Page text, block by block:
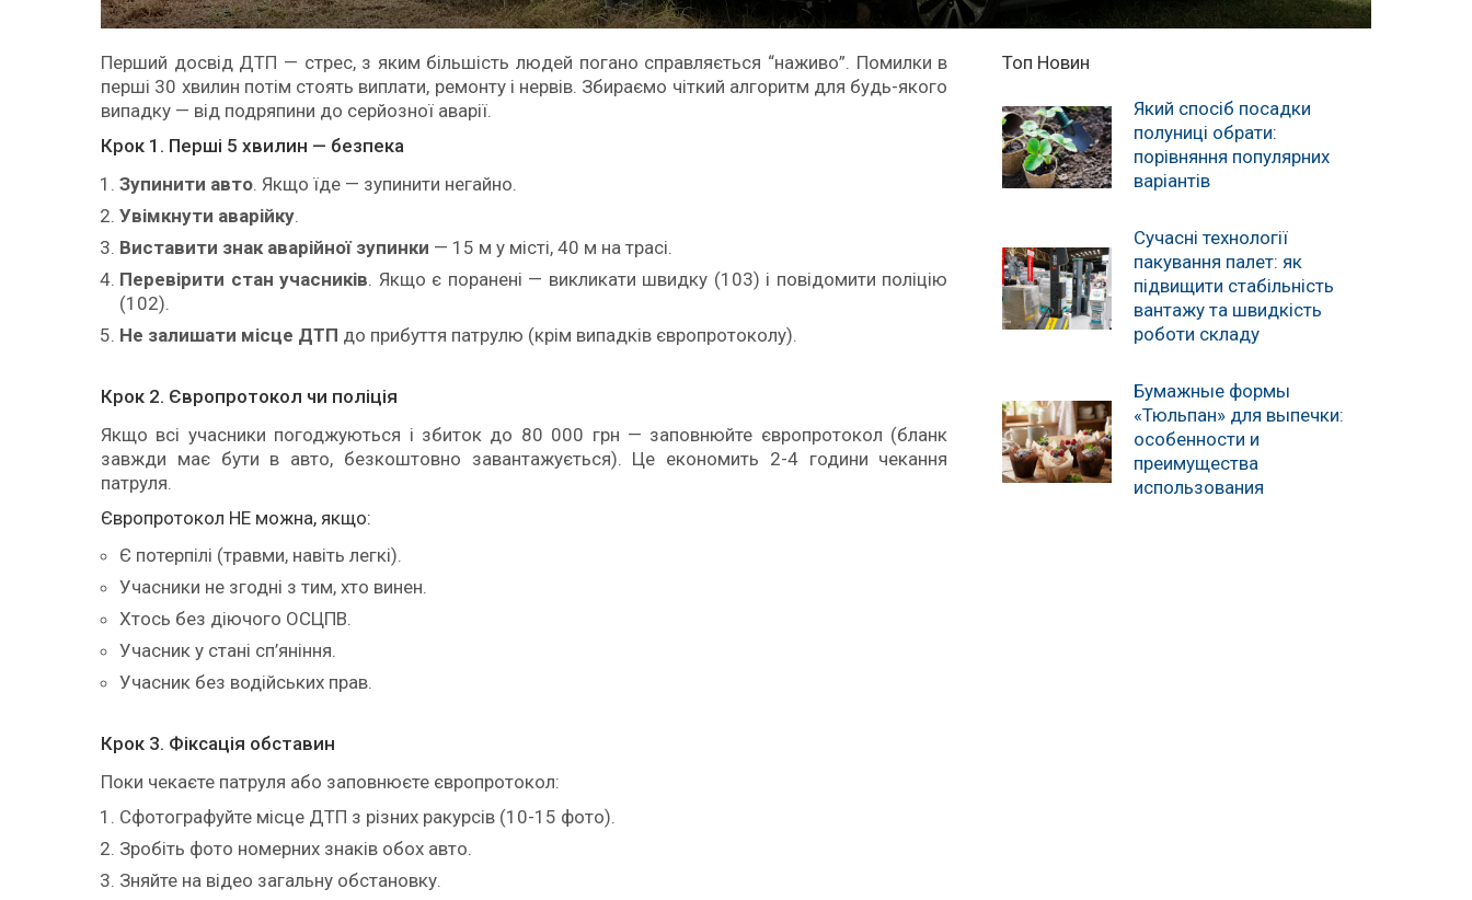
Перший досвід ДТП — стрес, з яким більшість людей погано справляється “наживо”. Помилки в
перші 30 хвилин потім стоять виплати, ремонту і нервів. Збираємо чіткий алгоритм для будь-якого
випадку — від подряпини до серйозної аварії.
Крок 1. Перші 5 хвилин — безпека
Зупинити авто. Якщо їде — зупинити негайно.
Увімкнути аварійку.
Виставити знак аварійної зупинки — 15 м у місті, 40 м на трасі.
Перевірити стан учасників. Якщо є поранені — викликати швидку (103) і повідомити поліцію
(102).
Не залишати місце ДТП до прибуття патрулю (крім випадків європротоколу).
Крок 2. Європротокол чи поліція
Якщо всі учасники погоджуються і збиток до 80 000 грн — заповнюйте європротокол (бланк
завжди має бути в авто, безкоштовно завантажується). Це економить 2-4 години чекання
патруля.
Європротокол НЕ можна, якщо:
Є потерпілі (травми, навіть легкі).
Учасники не згодні з тим, хто винен.
Хтось без діючого ОСЦПВ.
Учасник у стані сп’яніння.
Учасник без водійських прав.
Крок 3. Фіксація обставин
Поки чекаєте патруля або заповнюєте європротокол:
Сфотографуйте місце ДТП з різних ракурсів (10-15 фото).
Зробіть фото номерних знаків обох авто.
Зняйте на відео загальну обстановку.
Топ Новин
Який спосіб посадки
полуниці обрати:
порівняння популярних
варіантів
Сучасні технології
пакування палет: як
підвищити стабільність
вантажу та швидкість
роботи складу
Бумажные формы
«Тюльпан» для выпечки:
особенности и
преимущества
использования